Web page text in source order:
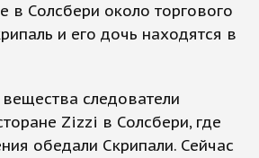
в Солсбери около торгового
и его дочь находятся в
следователи
Zizzi в Солсбери, где
обедали Скрипали. Сейчас